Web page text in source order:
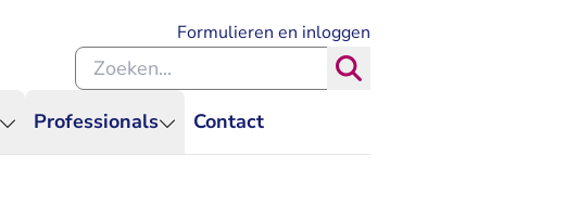
Professionals Contact
Formulieren en inloggen
Zoeken binnen de Rechtspraak